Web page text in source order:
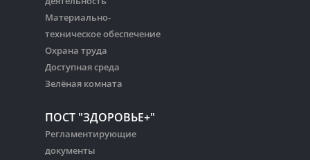
Материально-
техническое обеспечение
Охрана труда
Доступная среда
Зелёная комната
ПОСТ "ЗДОРОВЬЕ+"
Регламентирующие
документы